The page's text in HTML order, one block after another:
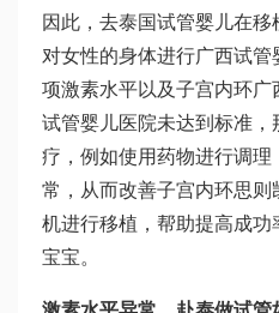
因此，去泰国试管婴儿在移
对女性的身体进行广西试管
项激素水平以及子宫内环广
试管婴儿医院未达到标准，
疗，例如使用药物进行调理
常，从而改善子宫内环思则
机进行移植，帮助提高成
宝宝。